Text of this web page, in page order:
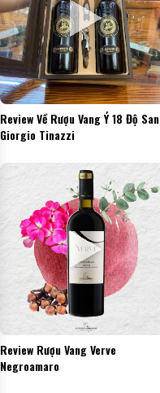
Review Về Rượu Vang Ý 18 Độ San
Giorgio Tinazzi
Review Rượu Vang Verve
Negroamaro